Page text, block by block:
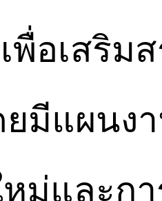
พื่อเสริ
มีแผนง
หม่และก